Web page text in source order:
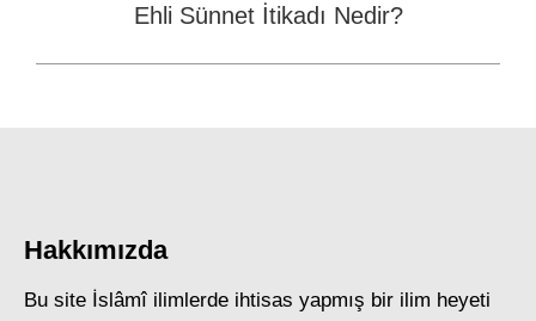
Next
Ehli Sünnet İtikadı Nedir?
Hakkımızda
Bu site İslâmî ilimlerde ihtisas yapmış bir ilim heyeti